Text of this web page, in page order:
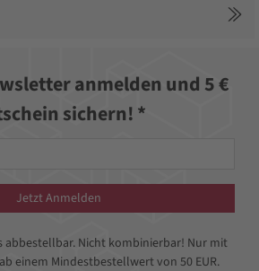
anmelden und 5 €
sichern! *
Jetzt Anmelden
abbestellbar. Nicht kombinierbar! Nur mit
einem Mindestbestellwert von 50 EUR.